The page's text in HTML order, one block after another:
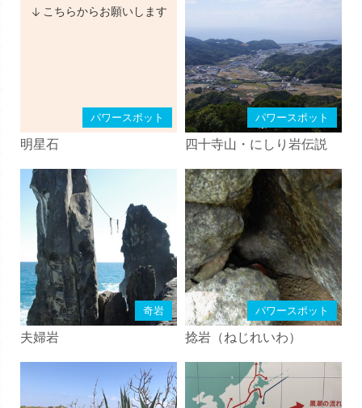
こちらからお願いします
パワースポット
明星石
パワースポット
四十寺山・にしり岩伝説
奇岩
夫婦岩
パワースポット
捻岩（ねじれいわ）